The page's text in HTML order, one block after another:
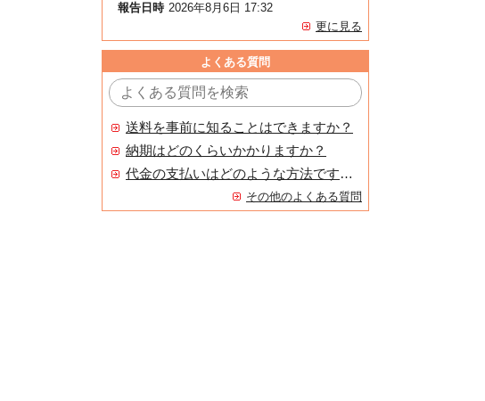
報告日時 2026年8月6日 17:32
更に見る
よくある質問
送料を事前に知ることはできますか？
納期はどのくらいかかりますか？
代金の支払いはどのような方法ですか？
その他のよくある質問